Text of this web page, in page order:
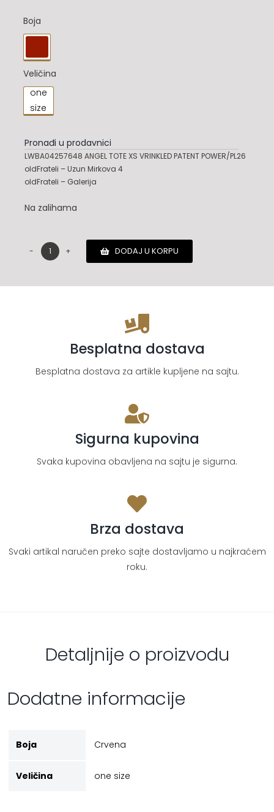
Boja
Veličina
one
size
Pronađi u prodavnici
LWBA04257648 ANGEL TOTE XS VRINKLED PATENT POWER/PL26
oldFrateli – Uzun Mirkova 4
oldFrateli – Galerija
Na zalihama
Zadig
DODAJ U KORPU
Besplatna dostava
Besplatna dostava za artikle kupljene na sajtu.
Sigurna kupovina
Svaka kupovina obavljena na sajtu je sigurna.
Brza dostava
Svaki artikal naručen preko sajte dostavljamo u najkraćem
roku.
Detaljnije o proizvodu
Dodatne informacije
Boja Crvena
Veličina one size